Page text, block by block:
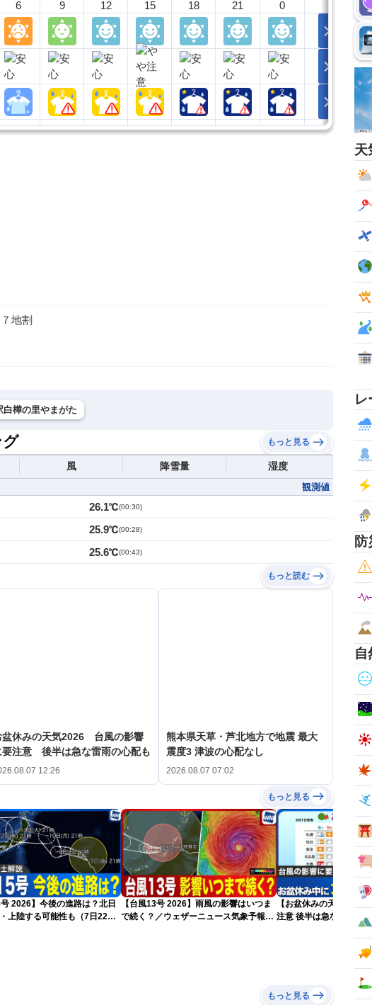
6 9 12 15 18 21 0
地割
白樺の里やまがた
もっと見る
風 降雪量 湿度
観測値
26.1℃(00:30)
25.9℃(00:28)
25.6℃(00:43)
もっと読む
盆休みの天気2026 台風の影響
要注意 後半は急な雷雨の心配も
12:26
熊本県天草・芦北地方で地震 最大
震度3 津波の心配なし
2026.08.07 07:02
もっと見る
号 2026】今後の進路は？北日
上陸する可能性も（7日22時
【台風13号 2026】雨風の影響はいつま
で続く？／ウェザーニュース気象予報士
【お盆休みの天気2026
注意 後半は急な雷雨の心
もっと見る
天
レ
自